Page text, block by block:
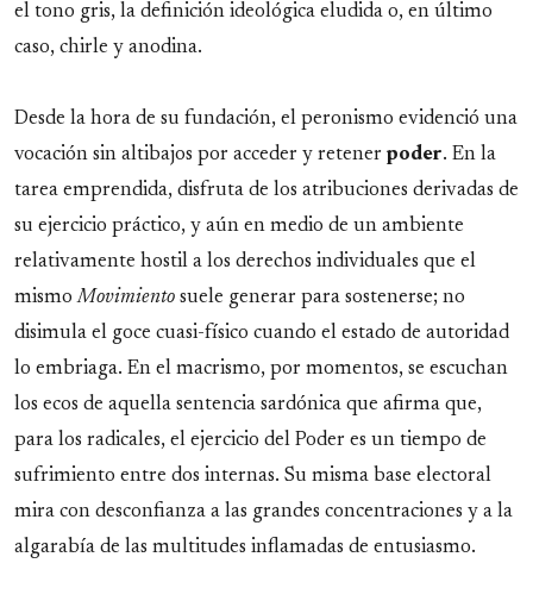
el tono gris, la definición ideológica eludida o, en último
caso, chirle y anodina.
Desde la hora de su fundación, el peronismo evidenció una
vocación sin altibajos por acceder y retener poder. En la
tarea emprendida, disfruta de los atribuciones derivadas de
su ejercicio práctico, y aún en medio de un ambiente
relativamente hostil a los derechos individuales que el
mismoMovimiento suele generar para sostenerse; no
disimula el goce cuasi-físico cuando el estado de autoridad
lo embriaga. En el macrismo, por momentos, se escuchan
los ecos de aquella sentencia sardónica que afirma que,
para los radicales, el ejercicio del Poder es un tiempo de
sufrimiento entre dos internas. Su misma base electoral
mira con desconfianza a las grandes concentraciones y a la
algarabía de las multitudes inflamadas de entusiasmo.